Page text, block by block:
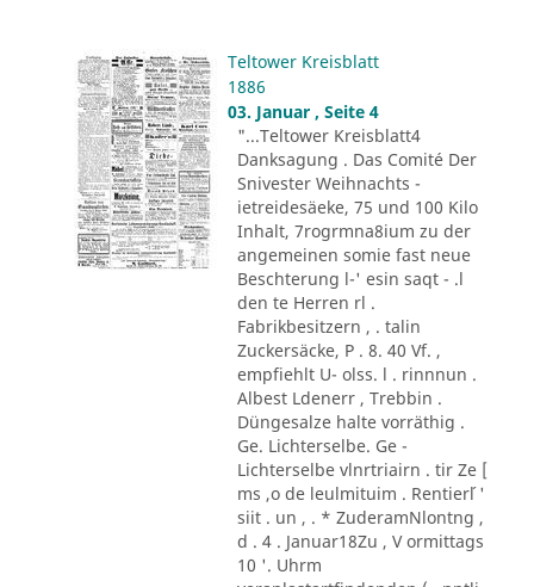
Teltower Kreisblatt
1886
03. Januar , Seite 4
"...Teltower Kreisblatt4
Danksagung . Das Comité Der
Snivester Weihnachts -
ietreidesäeke, 75 und 100 Kilo
Inhalt, 7rogrmna8ium zu der
angemeinen somie fast neue
Beschterung l-' esin saqt - .l
den te Herren rl .
Fabrikbesitzern , . talin
Zuckersäcke, P . 8. 40 Vf. ,
empfiehlt U- olss. l . rinnnun .
Albest Ldenerr , Trebbin .
Düngesalze halte vorräthig .
Ge. Lichterselbe. Ge -
Lichterselbe vlnrtriairn . tir Ze [
ms ,o de leulmituim . Rentier´l '
siit . un , . * ZuderamNlontng ,
d . 4 . Januar18Zu , V ormittags
10 '. Uhrm